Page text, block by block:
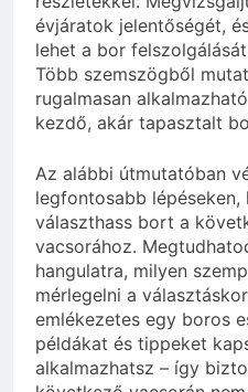
évjáratok jelentőségét,
lehet a bor
Több szemszögből
rugalmasan
kezdő, akár tapasztalt
Az alábbi útmutatóban
legfontosabb
választhass bort a
vacsorához.
hangulatra, milyen
mérlegelni a
emlékezetes egy boros
példákat és tippeket
alkalmazhatsz – így